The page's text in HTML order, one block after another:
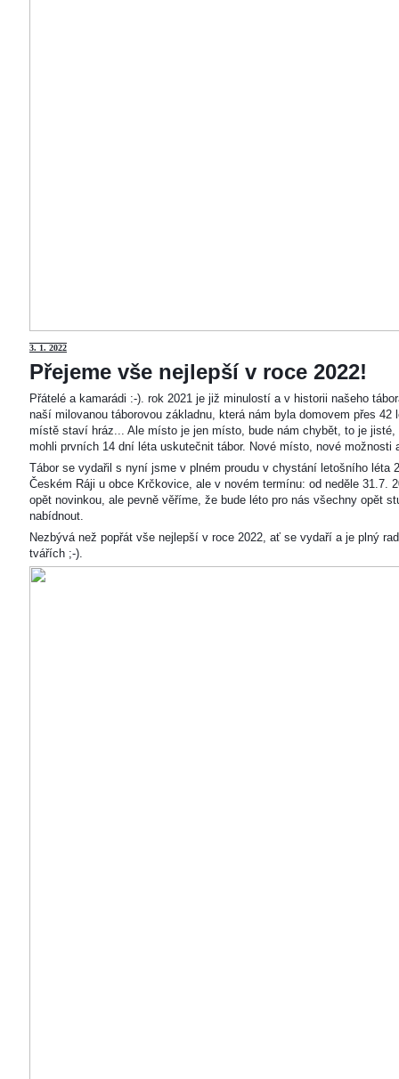
3. 1. 2022
Přejeme vše nejlepší v roce 2022!
Přátelé a kamarádi :-). rok 2021 je již minulostí a v historii našeho
naší milovanou táborovou základnu, která nám byla domovem přes
místě staví hráz... Ale místo je jen místo, bude nám chybět, to je
mohli prvních 14 dní léta uskutečnit tábor. Nové místo, nové
Tábor se vydařil s nyní jsme v plném proudu v chystání letošního léta
Českém Ráji u obce Krčkovice, ale v novém termínu: od neděle 31.7.
opět novinkou, ale pevně věříme, že bude léto pro nás všechny opět
nabídnout.
Nezbývá než popřát vše nejlepší v roce 2022, ať se vydaří a je plný
tvářích ;-).